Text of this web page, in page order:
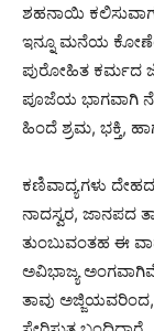
ಶಹನಾಯಿ
ಇನ್ನೂ ಮನೆಯ
ಪುರೋಹಿತ ಕರ್ಮದ
ಪೂಜೆಯ ಭಾಗವಾಗಿ
ಹಿಂದೆ ಶ್ರಮ, ಭಕ್ತಿ,
ಕಣಿವಾದ್ಯಗಳು
ನಾದಸ್ವರ, ಜಾನಪದ
ತುಂಬುವಂತಹ ಈ
ಅವಿಭಾಜ್ಯ
ತಾವು